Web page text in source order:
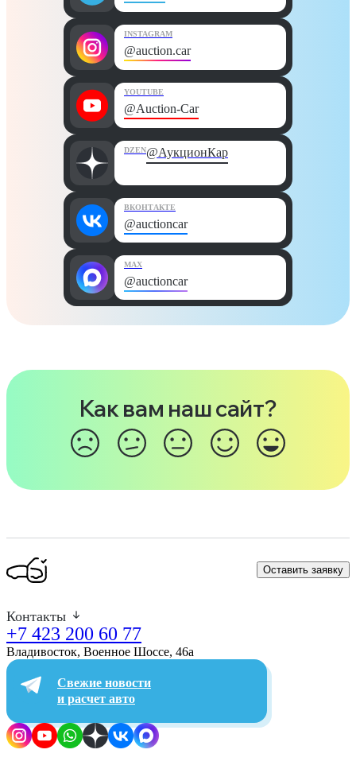
INSTAGRAM
@auction.car
YOUTUBE
@Auction-Car
DZEN@АукционКар
ВКОНТАКТЕ
@auctioncar
MAX
@auctioncar
Как вам наш сайт?
Оставить заявку
Контакты
+7 423 200 60 77
Владивосток, Военное Шоссе, 46а​
Свежие новости
и расчет авто